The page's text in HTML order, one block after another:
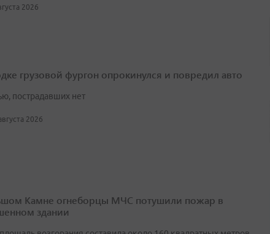
2026
грузовой фургон опрокинулся и повредил авто
пострадавших нет
2026
Камне огнеборцы МЧС потушили пожар в
здании